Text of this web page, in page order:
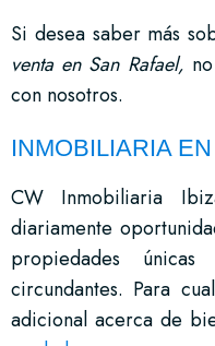
Si desea saber más
venta en San Rafael,
con nosotros.
INMOBILIARIA
CW Inmobiliaria
diariamente
propiedades
circundantes. Para
adicional acerca de